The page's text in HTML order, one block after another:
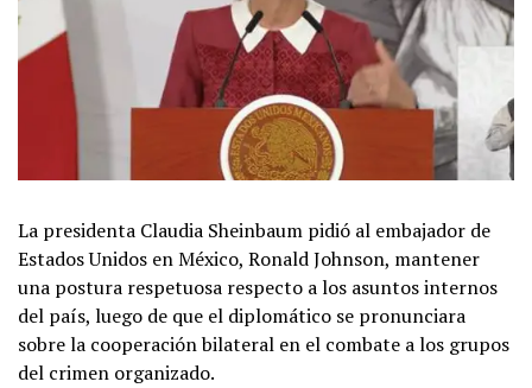
La presidenta Claudia Sheinbaum pidió al embajador de
Estados Unidos en México, Ronald Johnson, mantener
una postura respetuosa respecto a los asuntos internos
del país, luego de que el diplomático se pronunciara
sobre la cooperación bilateral en el combate a los grupos
del crimen organizado.